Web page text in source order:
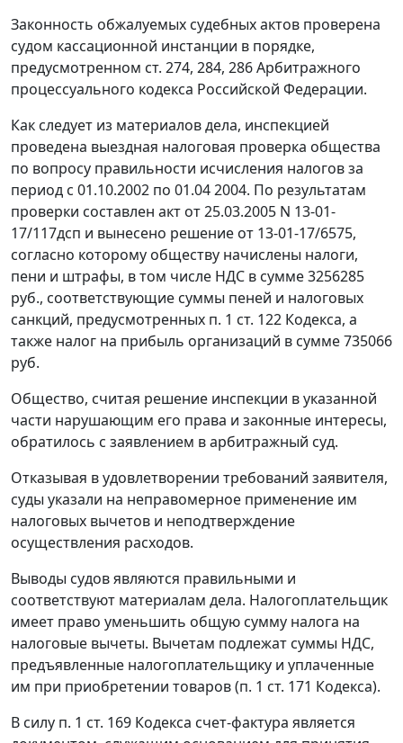
Законность обжалуемых судебных актов проверена
судом кассационной инстанции в порядке,
предусмотренном ст. 274, 284, 286Арбитражного
процессуального кодекса Российской Федерации.
Как следует из материалов дела, инспекцией
проведена выездная налоговая проверка общества
по вопросу правильности исчисления налогов за
период с 01.10.2002 по 01.04 2004. По результатам
проверки составлен акт от 25.03.2005 N 13-01-
17/117дсп и вынесено решение от 13-01-17/6575,
согласно которому обществу начислены налоги,
пени и штрафы, в том числе НДС в сумме 3256285
руб., соответствующие суммы пеней и налоговых
санкций, предусмотренных п. 1 ст. 122 Кодекса, а
также налог на прибыль организаций в сумме 735066
руб.
Общество, считая решение инспекции в указанной
части нарушающим его права и законные интересы,
обратилось с заявлением в арбитражный суд.
Отказывая в удовлетворении требований заявителя,
суды указали на неправомерное применение им
налоговых вычетов и неподтверждение
осуществления расходов.
Выводы судов являются правильными и
соответствуют материалам дела. Налогоплательщик
имеет право уменьшить общую сумму налога на
налоговые вычеты. Вычетам подлежат суммы НДС,
предъявленные налогоплательщику и уплаченные
им при приобретении товаров (п. 1 ст. 171 Кодекса).
В силу п. 1 ст. 169 Кодекса счет-фактура является